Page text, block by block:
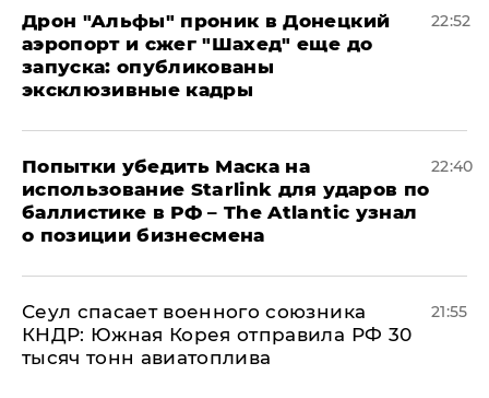
Дрон "Альфы" проник в Донецкий
аэропорт и сжег "Шахед" еще до
запуска: опубликованы
эксклюзивные кадры
22:52
Попытки убедить Маска на
использование Starlink для ударов по
баллистике в РФ – The Atlantic узнал
о позиции бизнесмена
22:40
​Сеул спасает военного союзника
КНДР: Южная Корея отправила РФ 30
тысяч тонн авиатоплива
21:55